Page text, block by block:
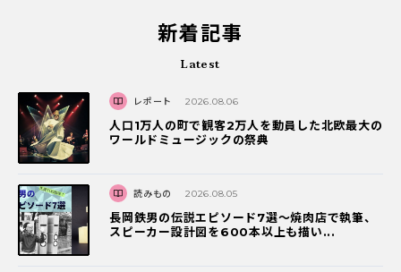
新着記事
Latest
レポート 2026.08.06
人口1万人の町で観客2万人を動員した北欧最大の
ワールドミュージックの祭典
読みもの 2026.08.05
長岡鉄男の伝説エピソード7選〜焼肉店で執筆、
スピーカー設計図を600本以上も描い...